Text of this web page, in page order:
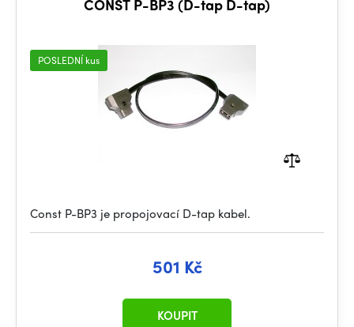
CONST P-BP3 (D-tap D-tap)
POSLEDNÍ kus
Const P-BP3 je propojovací D-tap kabel.
501 Kč
KOUPIT